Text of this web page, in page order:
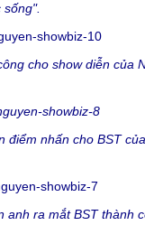
cho show diễn của
điểm nhấn cho BST
ra mắt BST thành